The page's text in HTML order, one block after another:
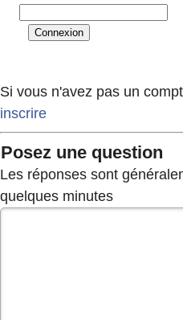
Si vous n'avez pas un
inscrire
Posez une question
Les réponses sont
quelques minutes